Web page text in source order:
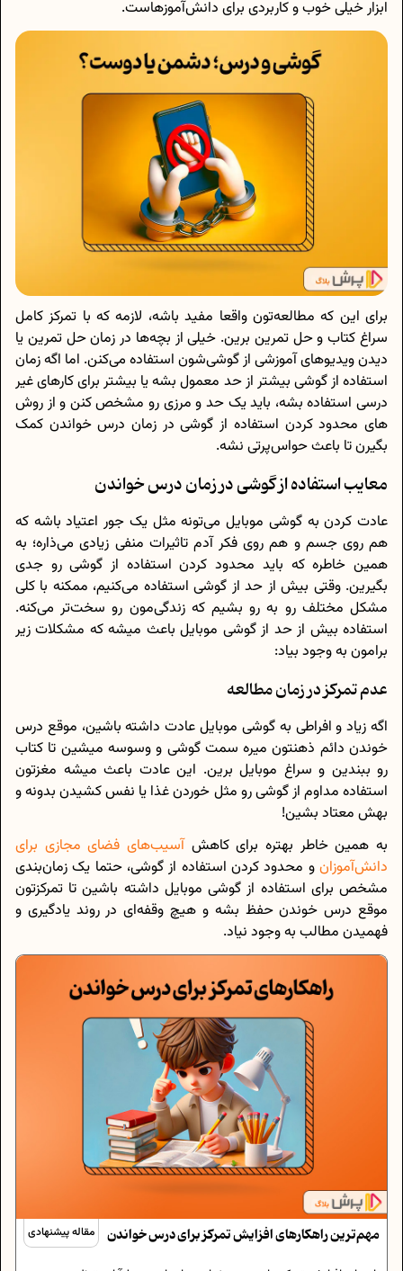
ابزار خیلی خوب و کاربردی برای دانش‌آموزهاست.
برای این که مطالعه‌تون واقعا مفید باشه، لازمه که با تمرکز کامل
سراغ کتاب و حل تمرین برین. خیلی از بچه‌ها در زمان حل تمرین یا
دیدن ویدیوهای آموزشی از گوشی‌شون استفاده می‌کنن. اما اگه زمان
استفاده از گوشی بیشتر از حد معمول بشه یا بیشتر برای کارهای غیر
درسی استفاده بشه، باید یک حد و مرزی رو مشخص کنن و از روش
های محدود کردن استفاده از گوشی در زمان درس خواندن کمک
بگیرن تا باعث حواس‌پرتی نشه.
معایب استفاده از گوشی در زمان درس خواندن
عادت کردن به گوشی موبایل می‌تونه مثل یک جور اعتیاد باشه که
هم روی جسم و هم روی فکر آدم تاثیرات منفی زیادی می‌ذاره؛ به
همین خاطره که باید محدود کردن استفاده از گوشی رو جدی
بگیرین. وقتی بیش از حد از گوشی استفاده می‌کنیم، ممکنه با کلی
مشکل مختلف رو به‌ رو بشیم که زندگی‌مون رو سخت‌تر می‌کنه.
استفاده بیش از حد از گوشی موبایل باعث میشه که مشکلات زیر
برامون به وجود بیاد:
عدم تمرکز در زمان مطالعه
اگه زیاد و افراطی به گوشی موبایل عادت داشته باشین، موقع درس
خوندن دائم ذهنتون میره سمت گوشی و وسوسه میشین تا کتاب
رو ببندین و سراغ موبایل برین. این عادت باعث میشه مغزتون
استفاده مداوم از گوشی رو مثل خوردن غذا یا نفس کشیدن بدونه و
بهش معتاد بشین!
به همین خاطر بهتره برای کاهشآسیب‌های فضای مجازی برای
دانش‌آموزان و محدود کردن استفاده از گوشی، حتما یک زمان‌بندی
مشخص برای استفاده از گوشی موبایل داشته باشین تا تمرکزتون
موقع درس خوندن حفظ بشه و هیچ وقفه‌ای در روند یادگیری و
فهمیدن مطالب به وجود نیاد.
مقاله پیشنهادی مهم‌ترین راهکارهای افزایش تمرکز برای درس خواندن